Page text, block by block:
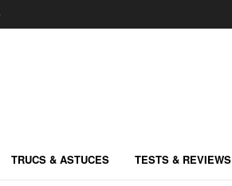
TRUCS & ASTUCES TESTS & REVIEWS